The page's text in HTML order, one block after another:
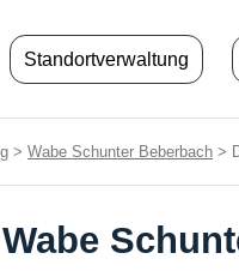
Standortverwaltung
> Wabe Schunter Beberbach >